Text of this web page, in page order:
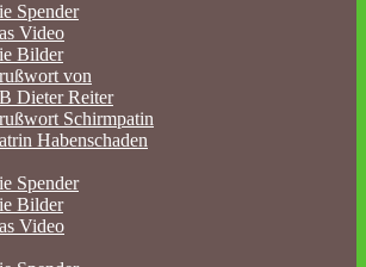
Spender
Video
Bilder
von
Dieter Reiter
Schirmpatin
Habenschaden
Spender
Bilder
Video